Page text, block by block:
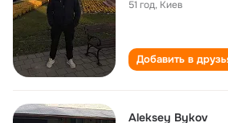
51 год, Киев
Добавить в
Aleksey Bykov